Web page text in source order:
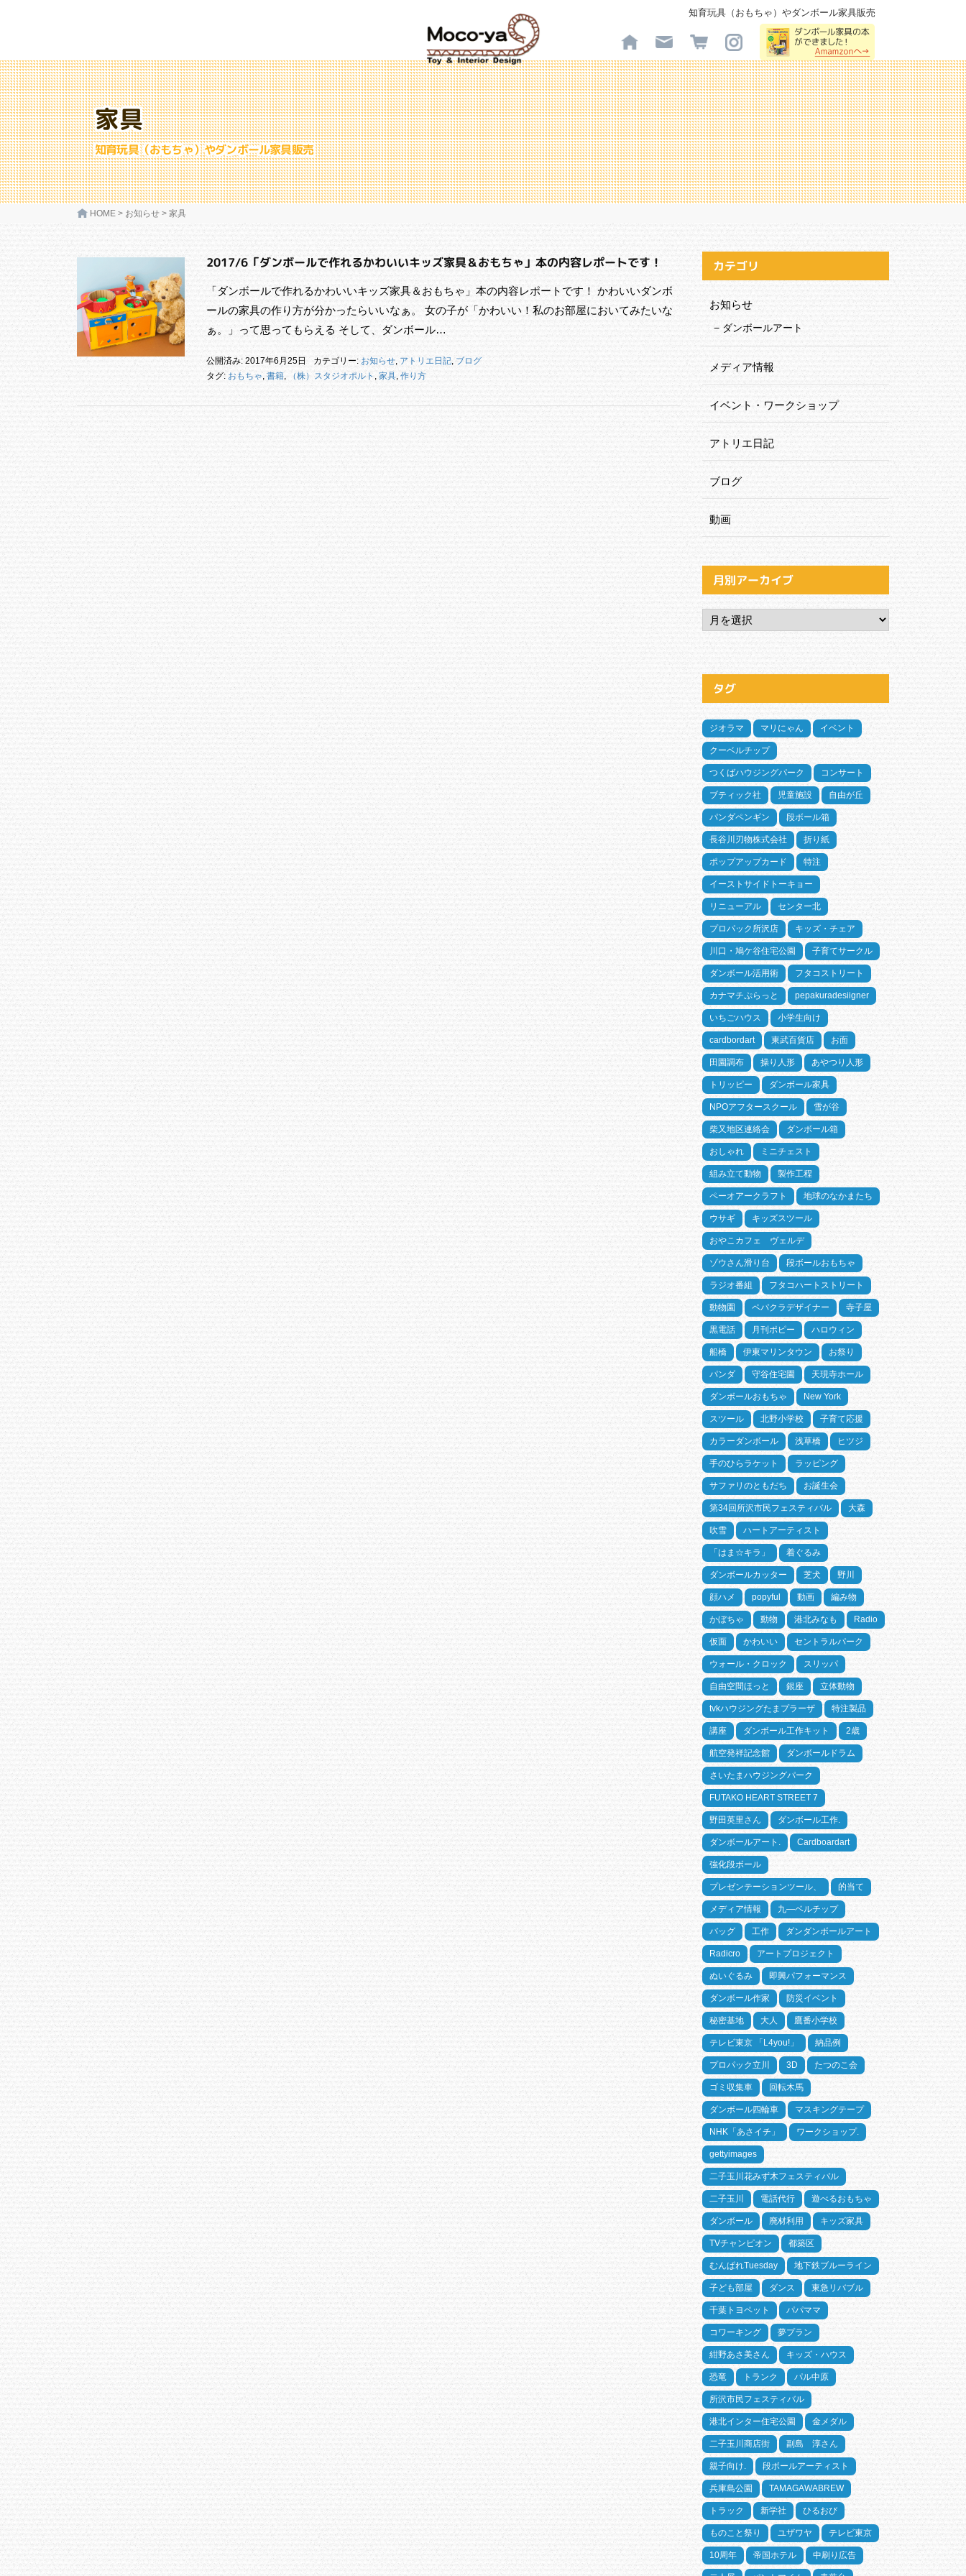
知育玩具（おもちゃ）やダンボール家具販売
家具
知育玩具（おもちゃ）やダンボール家具販売
HOME > お知らせ > 家具
2017/6「ダンボールで作れるかわいいキッズ家具＆おもちゃ」本の内容レポートです！
「ダンボールで作れるかわいいキッズ家具＆おもちゃ」本の内容レポートです！ かわいいダンボ
ールの家具の作り方が分かったらいいなぁ。 女の子が「かわいい！私のお部屋においてみたいな
ぁ。」って思ってもらえる そして、ダンボール…
公開済み: 2017年6月25日 カテゴリー: お知らせ, アトリエ日記, ブログ
タグ: おもちゃ, 書籍, （株）スタジオポルト , 家具, 作り方
カテゴリ
お知らせ
ダンボールアート
メディア情報
イベント・ワークショップ
アトリエ日記
ブログ
動画
月別アーカイブ
タグ
ジオラマ マリにゃん イベント
クーベルチップ
つくばハウジングパーク コンサート
ブティック社 児童施設 自由が丘
パンダペンギン 段ボール箱
長谷川刃物株式会社 折り紙
ポップアップカード 特注
イーストサイドトーキョー
リニューアル センター北
プロパック所沢店 キッズ・チェア
川口・鳩ケ谷住宅公園 子育てサークル
ダンボール活用術 フタコストリート
カナマチぷらっと pepakuradesiigner
いちごハウス 小学生向け
cardbordart 東武百貨店 お面
田園調布 操り人形 あやつり人形
トリッピー ダンボール家具
NPOアフタースクール 雪が谷
柴又地区連絡会 ダンボール箱
おしゃれ ミニチェスト
組み立て動物 製作工程
ペーオアークラフト 地球のなかまたち
ウサギ キッズスツール
おやこカフェ ヴェルデ
ゾウさん滑り台 段ボールおもちゃ
ラジオ番組 フタコハートストリート
動物園 ペパクラデザイナー 寺子屋
黒電話 月刊ポピー ハロウィン
船橋 伊東マリンタウン お祭り
パンダ 守谷住宅園 天現寺ホール
ダンボールおもちゃ New York
スツール 北野小学校 子育て応援
カラーダンボール 浅草橋 ヒツジ
手のひらラケット ラッピング
サファリのともだち お誕生会
第34回所沢市民フェスティバル 大森
吹雪 ハートアーティスト
「はま☆キラ」 着ぐるみ
ダンボールカッター 芝犬 野川
顔ハメ popyful 動画 編み物
かぼちゃ 動物 港北みなも Radio
仮面 かわいい セントラルパーク
ウォール・クロック スリッパ
自由空間ほっと 銀座 立体動物
tvkハウジングたまプラーザ 特注製品
講座 ダンボール工作キット 2歳
航空発祥記念館 ダンボールドラム
さいたまハウジングパーク
FUTAKO HEART STREET 7
野田英里さん ダンボール工作.
ダンボールアート. Cardboardart
強化段ボール
プレゼンテーションツール、 的当て
メディア情報 九―ベルチップ
バッグ 工作 ダンダンボールアート
Radicro アートプロジェクト
ぬいぐるみ 即興パフォーマンス
ダンボール作家 防災イベント
秘密基地 大人 鷹番小学校
テレビ東京 「L4you!」 納品例
プロパック立川 3D たつのこ会
ゴミ収集車 回転木馬
ダンボール四輪車 マスキングテープ
NHK「あさイチ」 ワークショップ.
gettyimages
二子玉川花みず木フェスティバル
二子玉川 電話代行 遊べるおもちゃ
ダンボール 廃材利用 キッズ家具
TVチャンピオン 都築区
むんぱれTuesday 地下鉄ブルーライン
子ども部屋 ダンス 東急リバブル
千葉トヨペット パパママ
コワーキング 夢プラン
紺野あさ美さん キッズ・ハウス
恐竜 トランク パル中原
所沢市民フェスティバル
港北インター住宅公園 金メダル
二子玉川商店街 副島 淳さん
親子向け. 段ボールアーティスト
兵庫島公園 TAMAGAWABREW
トラック 新学社 ひるおび
ものこと祭り ユザワヤ テレビ東京
10周年 帝国ホテル 中刷り広告